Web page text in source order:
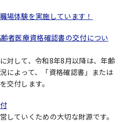
場体験を実施しています！
者医療資格確認書の交付につい
対して、令和8年8月以降は、年齢
によって、「資格確認書」または
交付します。
していくための大切な財源です。